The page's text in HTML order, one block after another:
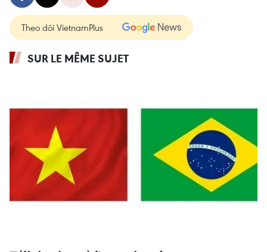
Theo dõi VietnamPlus
SUR LE MÊME SUJET